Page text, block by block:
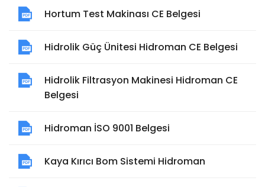
Hortum Test Makinası CE Belgesi
Hidrolik Güç Ünitesi Hidroman CE Belgesi
Hidrolik Filtrasyon Makinesi Hidroman CE
Belgesi
Hidroman İSO 9001 Belgesi
Kaya Kırıcı Bom Sistemi Hidroman